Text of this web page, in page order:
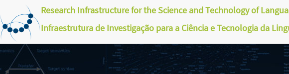
Research Infrastructure for the Science and Technology of
Infraestrutura de Investigação para a Ciência e Tecnologia da